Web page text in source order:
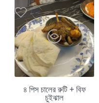
৪ পিস চালের রুটি + বিফ
চুইঝাল